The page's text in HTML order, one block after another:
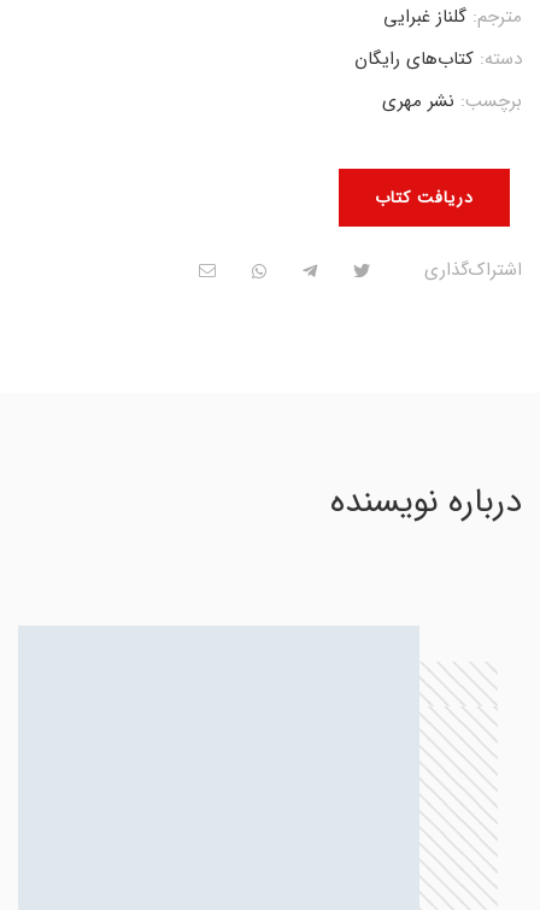
دریافت کتاب
مترجم: گلناز غبرایی
دسته: کتاب‌های رایگان
برچسب: نشر مهری
اشتراک‌گذاری
درباره نویسنده